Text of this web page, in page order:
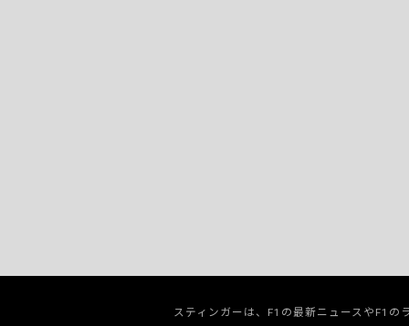
スティンガーは、F1の最新ニュースやF1